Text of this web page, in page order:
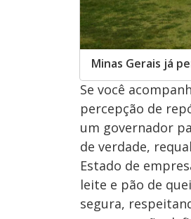
Minas Gerais já
Se você
percepção de
um governador
de verdade,
Estado de
leite e pão de
segura,